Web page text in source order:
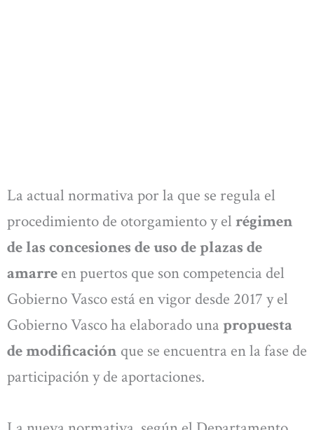
La actual normativa por la que se regula el
procedimiento de otorgamiento y el régimen
de las concesiones de uso de plazas de
amarre en puertos que son competencia del
Gobierno Vasco está en vigor desde 2017 y el
Gobierno Vasco ha elaborado una propuesta
de modificación que se encuentra en la fase de
participación y de aportaciones.